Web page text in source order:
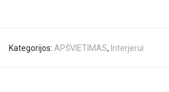
Kategorijos: APŠVIETIMAS, Interjerui